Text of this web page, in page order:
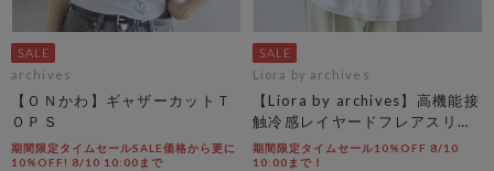
archives
【ＯＮかわ】ギャザーカットＴ
ＯＰＳ
期間限定タイムセールSALE価格から更に
10%OFF! 8/10 10:00まで
Liora by archives
【Liora by archives】高機能接
触冷感レイヤードフレアスリー
ブＴＥＥ
期間限定タイムセール10%OFF 8/10
10:00まで！